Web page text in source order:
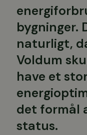
bygninger.
naturligt,
Voldum
have et
det formål
status.